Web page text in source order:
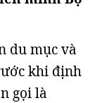
du mục và
khi định
gọi là